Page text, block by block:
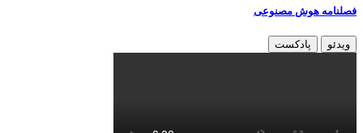
فصلنامه هوش مصنوعی
ویدئو پادکست